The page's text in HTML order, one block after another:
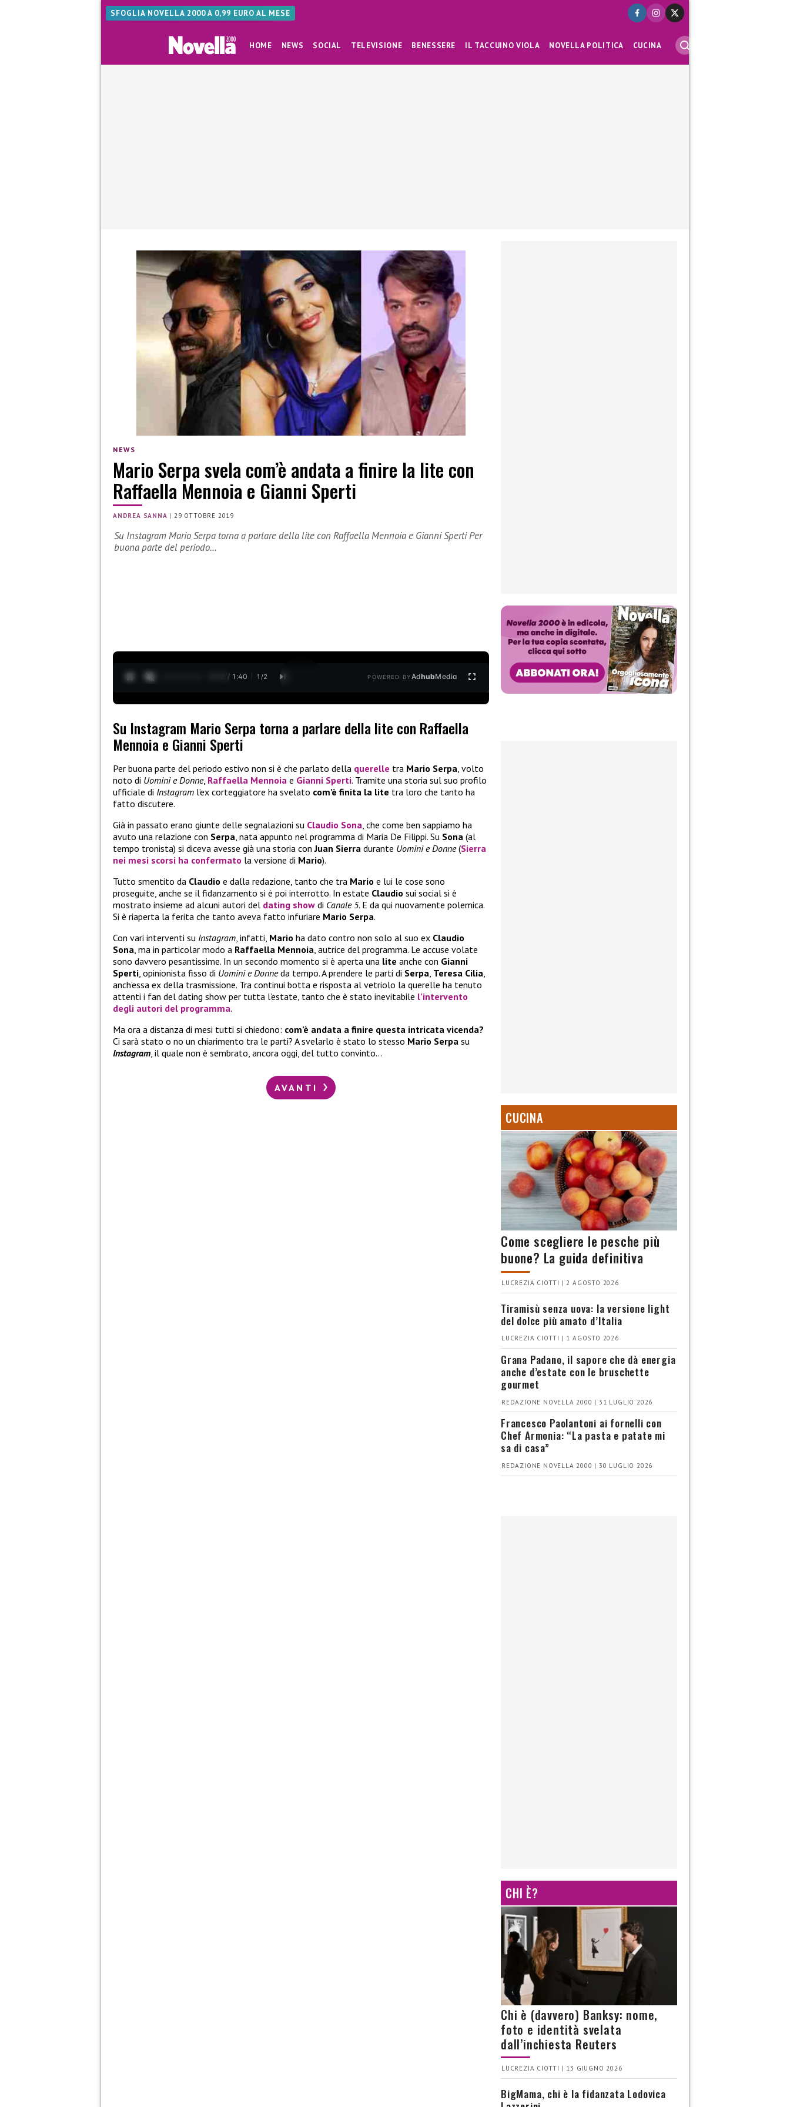
SFOGLIA NOVELLA 2000 A 0,99 EURO AL MESE
HOME NEWS SOCIAL TELEVISIONE BENESSERE IL TACCUINO VIOLA NOVELLA POLITICA CUCINA
NEWS
Mario Serpa svela com’è andata a finire la lite con
Raffaella Mennoia e Gianni Sperti
ANDREA SANNA |29 OTTOBRE 2019
Su Instagram Mario Serpa torna a parlare della lite con Raffaella Mennoia e Gianni Sperti Per
buona parte del periodo…
0:13 / 1:40 1 /2 POWERED BYAdhubMedia
Su Instagram Mario Serpa torna a parlare della lite con Raffaella
Mennoia e Gianni Sperti
Per buona parte del periodo estivo non si è che parlato della querelle tra Mario Serpa, volto
noto di Uomini e Donne, Raffaella Mennoia e Gianni Sperti. Tramite una storia sul suo profilo
ufficiale di Instagram l’ex corteggiatore ha svelato com’è finita la lite tra loro che tanto ha
fatto discutere.
Già in passato erano giunte delle segnalazioni su Claudio Sona, che come ben sappiamo ha
avuto una relazione con Serpa, nata appunto nel programma di Maria De Filippi. Su Sona (al
tempo tronista) si diceva avesse già una storia conJuan Sierra durante Uomini e Donne(Sierra
nei mesi scorsi ha confermato la versione di Mario).
Tutto smentito da Claudio e dalla redazione, tanto che tra Mario e lui le cose sono
proseguite, anche se il fidanzamento si è poi interrotto. In estate Claudio sui social si è
mostrato insieme ad alcuni autori del dating show di Canale 5. E da qui nuovamente polemica.
Si è riaperta la ferita che tanto aveva fatto infuriare Mario Serpa.
Con vari interventi su Instagram, infatti, Mario ha dato contro non solo al suo ex Claudio
Sona, ma in particolar modo a Raffaella Mennoia, autrice del programma. Le accuse volate
sono davvero pesantissime. In un secondo momento si è aperta una lite anche con Gianni
Sperti, opinionista fisso di Uomini e Donneda tempo. A prendere le parti di Serpa, Teresa Cilia,
anch’essa ex della trasmissione. Tra continui botta e risposta al vetriolo la querelle ha tenuto
attenti i fan del dating show per tutta l’estate, tanto che è stato inevitabile l’intervento
degli autori del programma.
Ma ora a distanza di mesi tutti si chiedono: com’è andata a finire questa intricata vicenda?
Ci sarà stato o no un chiarimento tra le parti? A svelarlo è stato lo stesso Mario Serpa su
Instagram, il quale non è sembrato, ancora oggi, del tutto convinto…
AVANTI
CUCINA
Come scegliere le pesche più
buone? La guida definitiva
LUCREZIA CIOTTI | 2 AGOSTO 2026
Tiramisù senza uova: la versione light
del dolce più amato d’Italia
LUCREZIA CIOTTI | 1 AGOSTO 2026
Grana Padano, il sapore che dà energia
anche d’estate con le bruschette
gourmet
REDAZIONE NOVELLA 2000 | 31 LUGLIO 2026
Francesco Paolantoni ai fornelli con
Chef Armonia: “La pasta e patate mi
sa di casa”
REDAZIONE NOVELLA 2000 | 30 LUGLIO 2026
CHI È?
Chi è (davvero) Banksy: nome,
foto e identità svelata
dall’inchiesta Reuters
LUCREZIA CIOTTI | 13 GIUGNO 2026
BigMama, chi è la fidanzata Lodovica